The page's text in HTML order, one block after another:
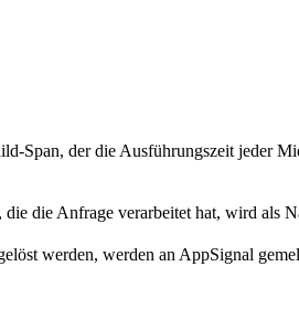
Span, der die Ausführungszeit jeder
die Anfrage verarbeitet hat, wird als
werden, werden an AppSignal